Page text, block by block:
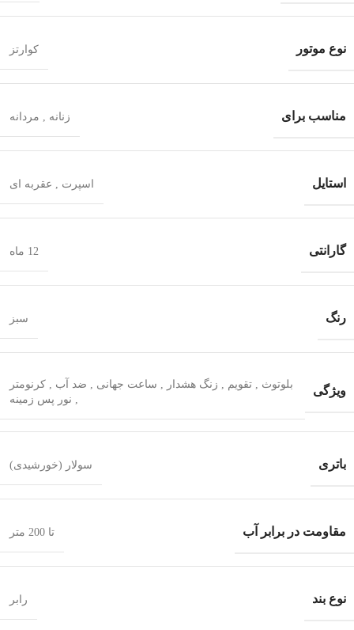
نوع موتور کوارتز
مناسب برای زنانه مردانه
استایل اسپرت عقربه ای
گارانتی 12 ماه
رنگ سبز
ویژگی بلوتوث تقویم زنگ هشدار ساعت جهانی ضد آب
کرنومتر
نور پس زمینه
باتری سولار (خورشیدی)
مقاومت در برابر آب تا 200 متر
نوع بند رابر